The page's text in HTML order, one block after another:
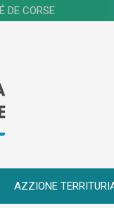
DE CORSE
AZZIONE